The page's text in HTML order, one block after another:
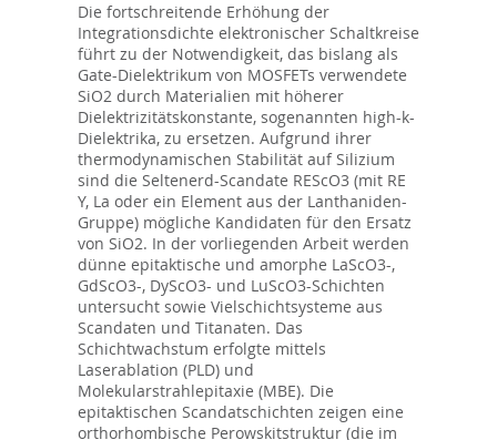
Die fortschreitende Erhöhung der
Integrationsdichte elektronischer Schaltkreise
führt zu der Notwendigkeit, das bislang als
Gate-Dielektrikum von MOSFETs verwendete
SiO2 durch Materialien mit höherer
Dielektrizitätskonstante, sogenannten high-k-
Dielektrika, zu ersetzen. Aufgrund ihrer
thermodynamischen Stabilität auf Silizium
sind die Seltenerd-Scandate REScO3 (mit RE
Y, La oder ein Element aus der Lanthaniden-
Gruppe) mögliche Kandidaten für den Ersatz
von SiO2. In der vorliegenden Arbeit werden
dünne epitaktische und amorphe LaScO3-,
GdScO3-, DyScO3- und LuScO3-Schichten
untersucht sowie Vielschichtsysteme aus
Scandaten und Titanaten. Das
Schichtwachstum erfolgte mittels
Laserablation (PLD) und
Molekularstrahlepitaxie (MBE). Die
epitaktischen Scandatschichten zeigen eine
orthorhombische Perowskitstruktur (die im